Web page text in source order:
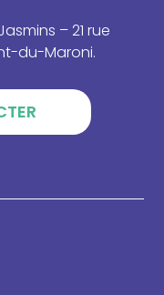
– 21 rue
du-Maroni.